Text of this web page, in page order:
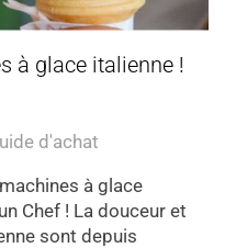
à glace italienne !
d'achat
à glace
Chef ! La douceur et
sont depuis